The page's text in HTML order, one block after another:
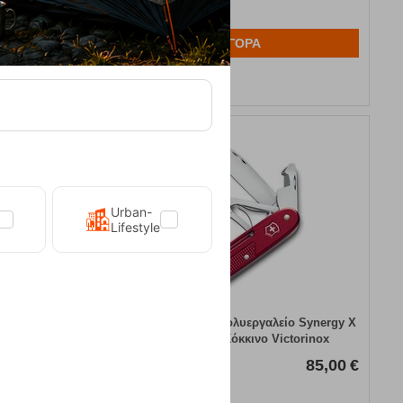
ΑΓΟΡΑ
Αγαπημένα
Ελβετικός Σουγιάς- Πολυεργαλείο Synergy X
Alox Μεταλλικό-Κόκκινο Victorinox
85,00 €
Urban-
Lifestyle